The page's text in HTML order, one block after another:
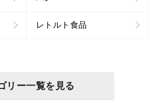
レトルト食品
リー一覧を見る